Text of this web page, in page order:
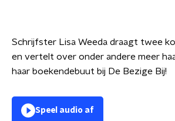
Schrijfster Lisa Weeda draagt twee
en vertelt over onder andere meer
haar boekendebuut bij De Bezige Bij!
Speel audio af